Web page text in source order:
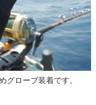
グローブ装着です。